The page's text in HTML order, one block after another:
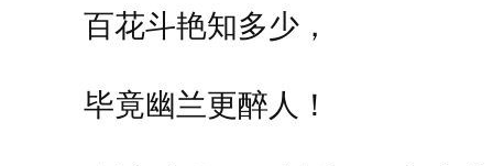
百花斗艳知多少，
毕竟幽兰更醉人！